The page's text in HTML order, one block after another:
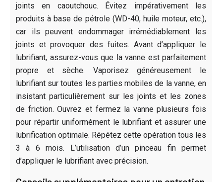
joints en caoutchouc. Évitez impérativement les
produits à base de pétrole (WD-40, huile moteur, etc.),
car ils peuvent endommager irrémédiablement les
joints et provoquer des fuites. Avant d’appliquer le
lubrifiant, assurez-vous que la vanne est parfaitement
propre et sèche. Vaporisez généreusement le
lubrifiant sur toutes les parties mobiles de la vanne, en
insistant particulièrement sur les joints et les zones
de friction. Ouvrez et fermez la vanne plusieurs fois
pour répartir uniformément le lubrifiant et assurer une
lubrification optimale. Répétez cette opération tous les
3 à 6 mois. L’utilisation d’un pinceau fin permet
d’appliquer le lubrifiant avec précision.